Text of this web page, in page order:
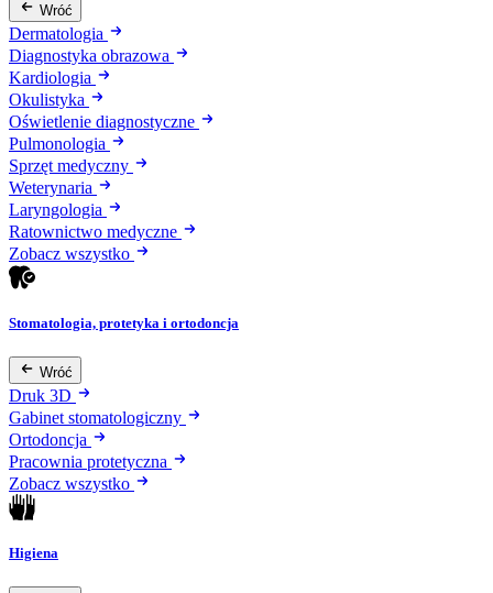
Wróć
Dermatologia
Diagnostyka obrazowa
Kardiologia
Okulistyka
Oświetlenie diagnostyczne
Pulmonologia
Sprzęt medyczny
Weterynaria
Laryngologia
Ratownictwo medyczne
Zobacz wszystko
Stomatologia, protetyka i ortodoncja
Wróć
Druk 3D
Gabinet stomatologiczny
Ortodoncja
Pracownia protetyczna
Zobacz wszystko
Higiena